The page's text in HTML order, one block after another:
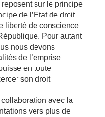
sur le principe
de l’Etat de droit.
liberté de conscience
Pour autant
nous devons
de l’emprise
en toute
son droit
avec la
vers plus de